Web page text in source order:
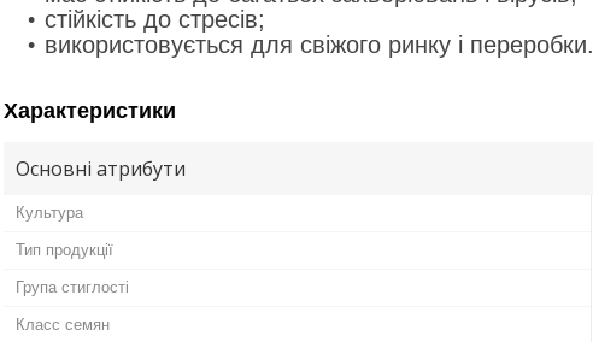
стійкість до стресів;
використовується для свіжого ринку і переробки.
Характеристики
Основні атрибути
Культура
Тип продукції
Група стиглості
Класс семян